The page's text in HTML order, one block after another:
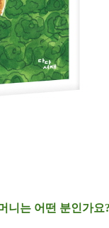
니는 어떤 분인가요?